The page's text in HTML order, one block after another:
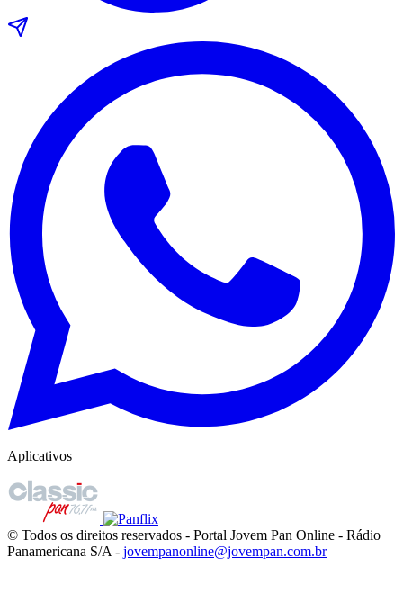
Aplicativos
© Todos os direitos reservados - Portal Jovem Pan Online - Rádio
Panamericana S/A - jovempanonline@jovempan.com.br